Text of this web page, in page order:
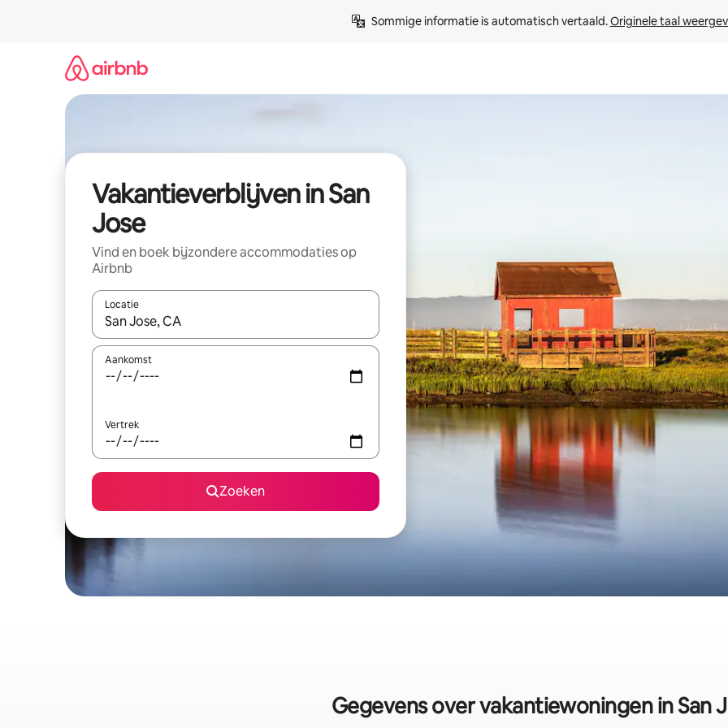
Sommige informatie is automatisch vertaald. Originele taal
Vakantieverblijven in San
Jose
Vind en boek bijzondere accommodaties op
Airbnb
Locatie
Wanneer er resultaten beschikbaar zijn, maak je een keuze met je de pijltjestoetsen omhoog en omlaag, óf door te
Aankomst
Vertrek
Zoeken
Gegevens over vakantiewoningen in San